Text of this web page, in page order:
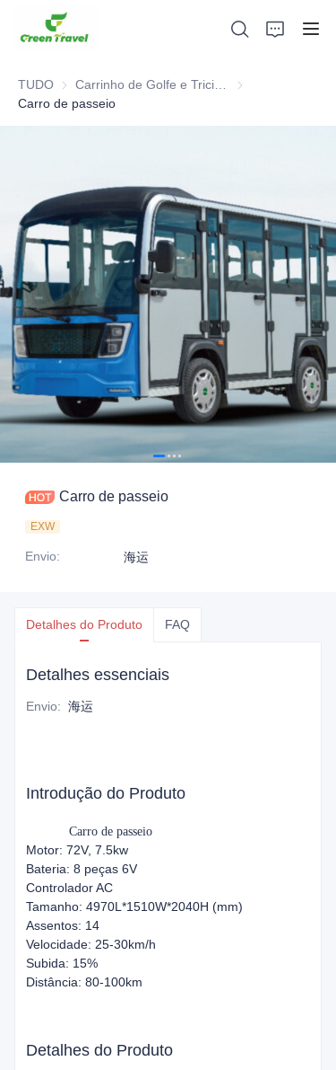
TUDO
Carrinho de
Carro de passeio
Carro de passeio
EXW
Envio: 海运
Detalhes do Produto FAQ
Detalhes essenciais
Envio: 海运
Introdução do Produto
Carro de passeio
Motor: 72V, 7.5kw
Bateria: 8 peças 6V
Controlador AC
Tamanho: 4970L*1510W*2040H (mm)
Assentos: 14
Velocidade: 25-30km/h
Subida: 15%
Distância: 80-100km
Detalhes do Produto
Produtos
Sobre nós
Notícias e Casos de Cooperação
Bases e Processos de Fabricação